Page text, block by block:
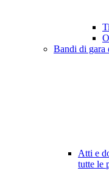
Bandi di gara
Atti e
tutte le